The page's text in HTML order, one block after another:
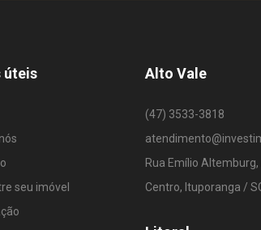
úteis
seu imóvel
Alto Vale
(47) 3533-3818
Rua Emílio Altemburg,
Centro, Ituporanga /